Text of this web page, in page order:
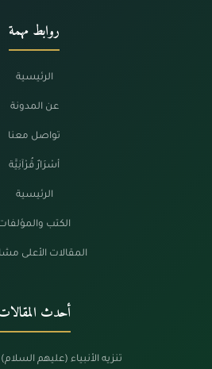
روابط مهمة
الرئيسية
عن المدونة
تواصل معنا
أسْرَارٌ قُرْآنِيَّة
الرئيسية
الكتب
المقالات الأعلى
أحدث
تنزيه الأنبياء (عليهم